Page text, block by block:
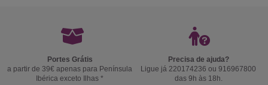
Portes Grátis
a partir de 39€ apenas para Península
Ibérica exceto Ilhas *
Precisa de ajuda?
Ligue já 220174236 ou 916967800
das 9h às 18h.